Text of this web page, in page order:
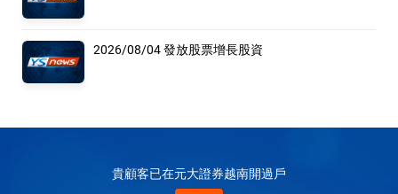
2026/08/04 發放股票增長股資
貴顧客已在元大證券越南開過戶